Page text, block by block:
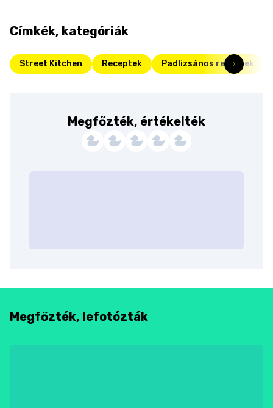
Címkék, kategóriák
Street Kitchen Receptek Padlizsános receptek
Megfőzték, értékelték
Megfőzték, lefotózták